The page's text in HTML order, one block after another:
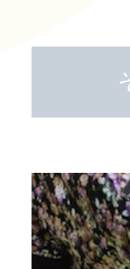
短
長
長
ト
デ
グ